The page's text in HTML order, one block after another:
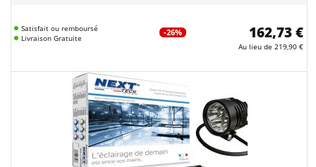
Satisfait ou remboursé
Livraison Gratuite
-26% 162,73 €
Au lieu de 219,90 €